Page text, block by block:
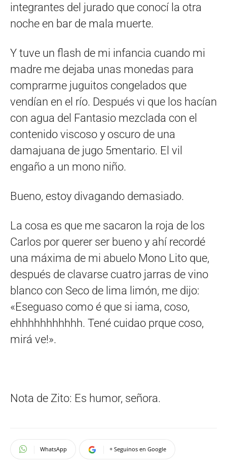
integrantes del jurado que conocí la otra
noche en bar de mala muerte.
Y tuve un flash de mi infancia cuando mi
madre me dejaba unas monedas para
comprarme juguitos congelados que
vendían en el río. Después vi que los hacían
con agua del Fantasio mezclada con el
contenido viscoso y oscuro de una
damajuana de jugo 5mentario. El vil
engaño a un mono niño.
Bueno, estoy divagando demasiado.
La cosa es que me sacaron la roja de los
Carlos por querer ser bueno y ahí recordé
una máxima de mi abuelo Mono Lito que,
después de clavarse cuatro jarras de vino
blanco con Seco de lima limón, me dijo:
«Eseguaso como é que si iama, coso,
ehhhhhhhhhhh. Tené cuidao prque coso,
mirá ve!».
Nota de Zito: Es humor, señora.
WhatsApp + Seguinos en Google